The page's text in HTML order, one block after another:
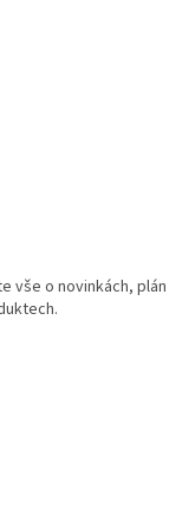
vše o novinkách, plán